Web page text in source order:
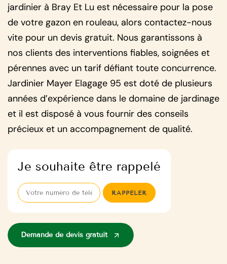
jardinier à Bray Et Lu est nécessaire pour la pose
de votre gazon en rouleau, alors contactez-nous
vite pour un devis gratuit. Nous garantissons à
nos clients des interventions fiables, soignées et
pérennes avec un tarif défiant toute concurrence.
Jardinier Mayer Elagage 95 est doté de plusieurs
années d’expérience dans le domaine de jardinage
et il est disposé à vous fournir des conseils
précieux et un accompagnement de qualité.
Je souhaite être rappelé
Demande de devis gratuit